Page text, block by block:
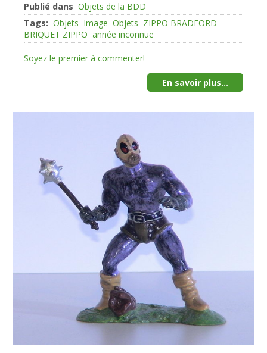
Publié dans Objets de la BDD
Tags: Objets Image Objets ZIPPO BRADFORD
BRIQUET ZIPPO année inconnue
Soyez le premier à commenter!
En savoir plus...